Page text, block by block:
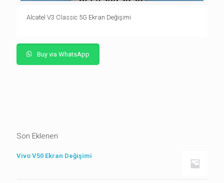
Alcatel V3 Classic 5G Ekran Değişimi
Buy via WhatsApp
Son Eklenen
Vivo V50 Ekran Değişimi